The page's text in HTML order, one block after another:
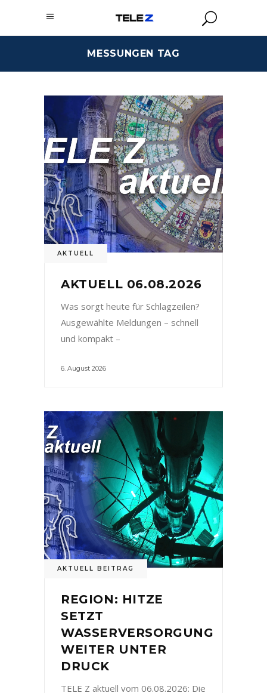
MESSUNGEN TAG
AKTUELL
AKTUELL 06.08.2026
Was sorgt heute für Schlagzeilen?
Ausgewählte Meldungen – schnell
und kompakt –
6. August 2026
AKTUELL BEITRAG
REGION: HITZE
SETZT
WASSERVERSORGUNG
WEITER UNTER
DRUCK
TELE Z aktuell vom 06.08.2026: Die